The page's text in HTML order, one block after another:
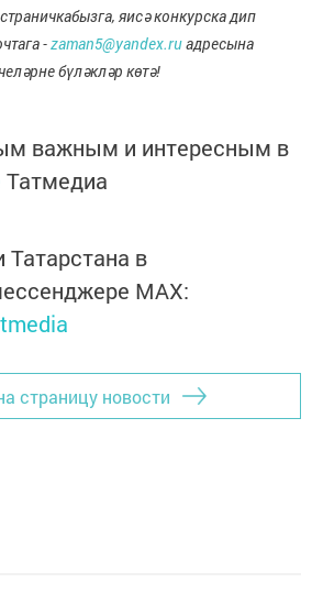
яисә конкурска дип
-zaman5@yandex.ruадресына
бүләкләр көтә!
важным и интересным в
Татмедиа
Татарстана в
MАХ:
страницу новости